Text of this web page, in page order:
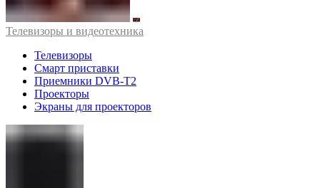
Телевизоры и видеотехника
Телевизоры
Смарт приставки
Приемники DVB-T2
Проекторы
Экраны для проекторов